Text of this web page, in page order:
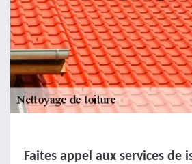
Faites appel aux services de